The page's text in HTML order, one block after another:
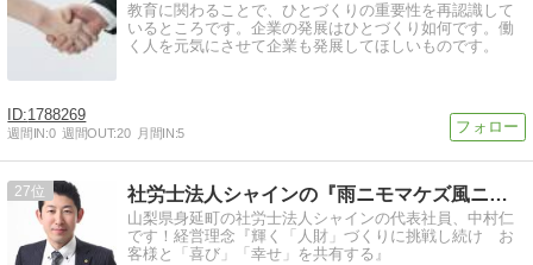
教育に関わることで、ひとづくりの重要性を再認識して
いるところです。企業の発展はひとづくり如何です。働
く人を元気にさせて企業も発展してほしいものです。
1788269
週間IN:0 週間OUT:20 月間IN:5
27 社労士法人シャインの『雨ニモマケズ風ニモマケズ』
山梨県身延町の社労士法人シャインの代表社員、中村仁
です！経営理念『輝く「人財」づくりに挑戦し続け お
客様と「喜び」「幸せ」を共有する』